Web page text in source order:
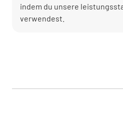
indem du unsere
verwendest.